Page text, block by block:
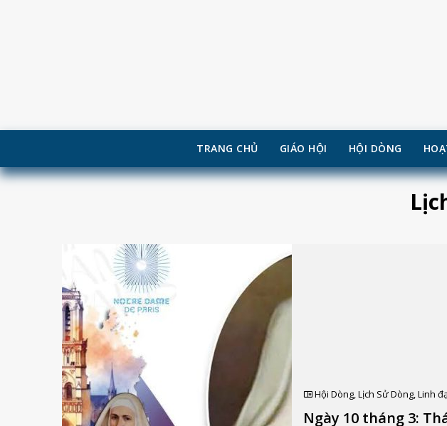
Skip
TRANG CHỦ GIÁO HỘI HỘI DÒNG
Hội Dòng,Lịch Sử Dòng,Linh
Ngày 10 tháng 3: